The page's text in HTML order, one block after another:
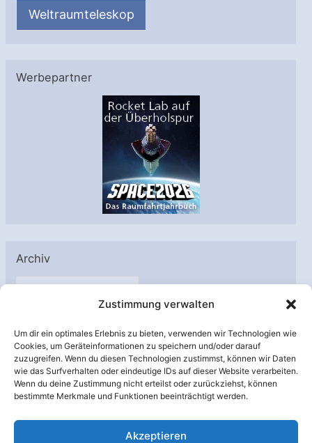
Zustimmung verwalten
Um dir ein optimales Erlebnis zu bieten, verwenden wir Technologien wie
Cookies, um Geräteinformationen zu speichern und/oder darauf
zuzugreifen. Wenn du diesen Technologien zustimmst, können wir Daten
wie das Surfverhalten oder eindeutige IDs auf dieser Website verarbeiten.
Wenn du deine Zustimmung nicht erteilst oder zurückziehst, können
bestimmte Merkmale und Funktionen beeinträchtigt werden.
Akzeptieren
Weltraumteleskop
Werbepartner
Archiv
A
h
i
v
Unterstützt von: